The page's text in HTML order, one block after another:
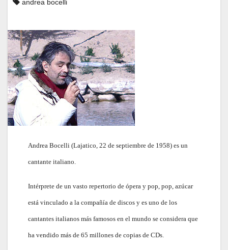
andrea bocelli
Andrea Bocelli (Lajatico, 22 de septiembre de 1958) es un
cantante italiano.
Intérprete de un vasto repertorio de ópera y pop, pop, azúcar
está vinculado a la compañía de discos y es uno de los
cantantes italianos más famosos en el mundo se considera que
ha vendido más de 65 millones de copias de CDs.